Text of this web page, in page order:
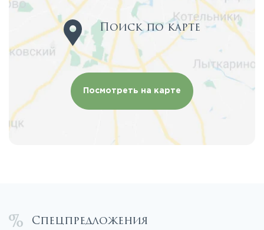
Поиск по карте
Посмотреть на карте
Спецпредложения